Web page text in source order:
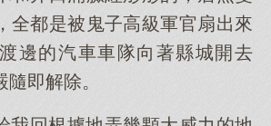
全都是被鬼子高級軍官扇出來
邊的汽車車隊向著縣城開去
即解除。